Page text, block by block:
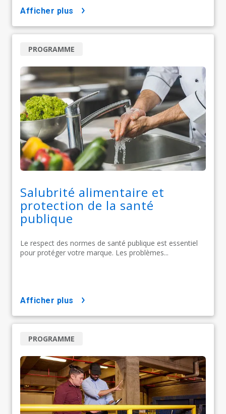
afficher plus
Salubrité alimentaire et
protection de la santé
publique
Le respect des normes de santé publique est essentiel
pour protéger votre marque. Les problèmes...
PROGRAMME
afficher plus
PROGRAMME